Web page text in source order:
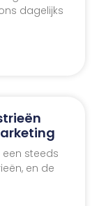
dagelijks
steeds
en de